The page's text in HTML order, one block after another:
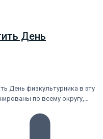
День
День физкультурника в эту
по всему округу,…